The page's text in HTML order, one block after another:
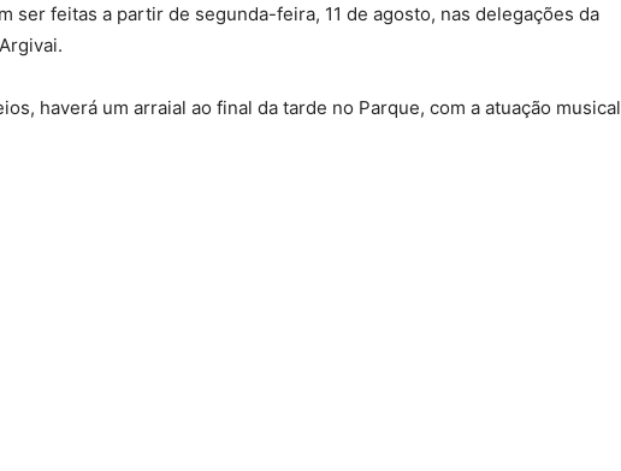
ser feitas a partir de segunda-feira, 11 de agosto, nas delegações da
haverá um arraial ao final da tarde no Parque, com a atuação musical